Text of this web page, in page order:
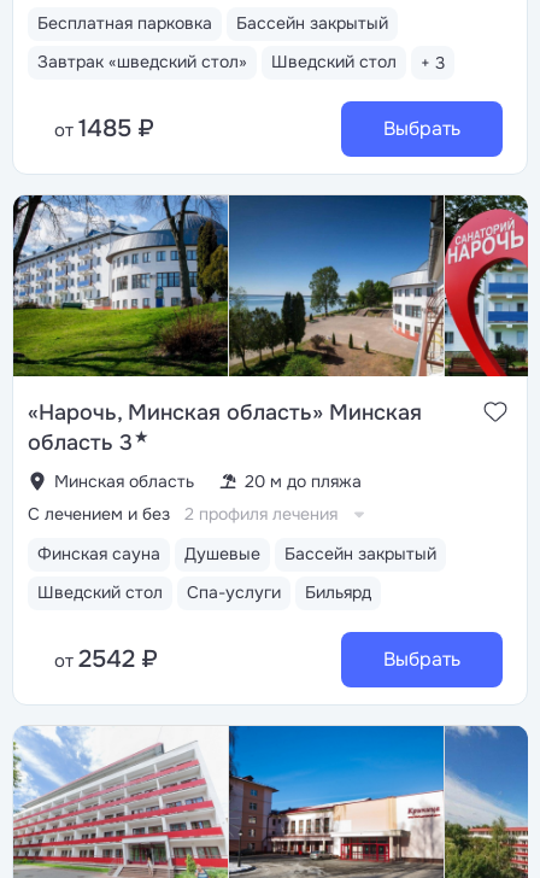
Бесплатная парковка
Бассейн закрытый
Завтрак «шведский стол»
Шведский стол + 3
от 1485 ₽ Выбрать
«Нарочь, Минская область» Минская
область 3★
Минская область 20 м до пляжа
Финская сауна Душевые
Бассейн закрытый
Шведский стол
Спа-услуги Бильярд
С лечением и без 2 профиля лечения
от 2542 ₽ Выбрать